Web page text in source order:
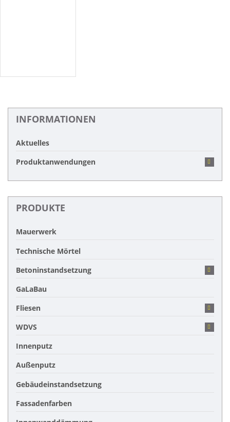
INFORMATIONEN
Aktuelles
Produktanwendungen
PRODUKTE
Mauerwerk
Technische Mörtel
Betoninstandsetzung
GaLaBau
Fliesen
WDVS
Innenputz
Außenputz
Gebäudeinstandsetzung
Fassadenfarben